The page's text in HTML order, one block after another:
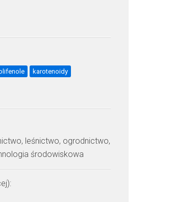
karotenoidy
leśnictwo, ogrodnictwo,
środowiskowa